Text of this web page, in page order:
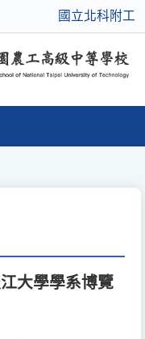
國立北科附工
大學學系博覽